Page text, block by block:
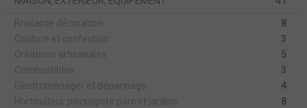
Brocante décoration
8
Couture et confection
3
Créations artisanales
5
Combustibles
3
Electroménager et dépannage
4
Horticulteur paysagiste parc et jardins
8